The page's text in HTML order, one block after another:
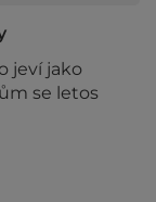
jeví jako
se letos